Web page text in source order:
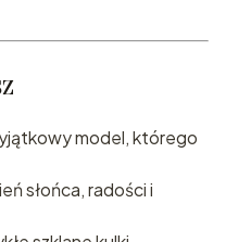
model, którego
słońca, radości i